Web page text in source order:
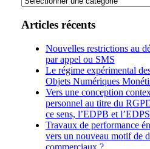
Articles récents
Nouvelles restrictions au
par appel ou SMS
Le régime expérimental
Objets Numériques
Vers une conception
personnel au titre du
ce sens, l’EDPB et
Travaux de performance
vers un nouveau motif de
commerciaux ?